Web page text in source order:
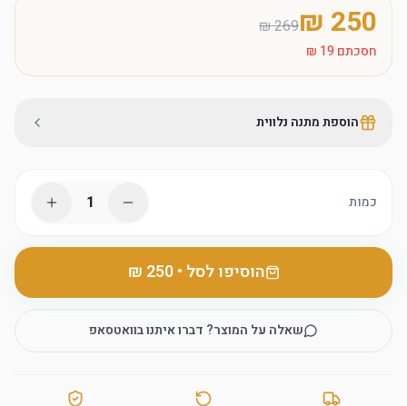
חסכתם
הוספת מתנה נלווית
כמות 1
הוסיפו לסל •
‏250 ₪
שאלה על המוצר? דברו איתנו בוואטסאפ